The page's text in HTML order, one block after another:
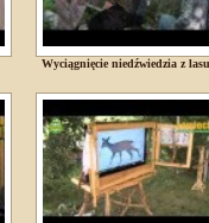
Wyciągnięcie niedźwiedzia z lasu